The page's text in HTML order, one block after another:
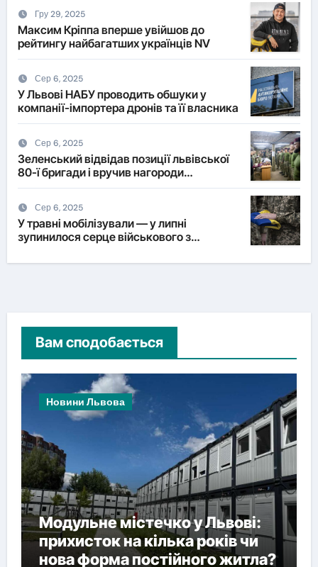
Гру 29, 2025
Максим Кріппа вперше увійшов до
рейтингу найбагатших українців NV
Сер 6, 2025
У Львові НАБУ проводить обшуки у
компанії-імпортера дронів та її власника
Сер 6, 2025
Зеленський відвідав позиції львівської
80-ї бригади і вручив нагороди
військовим
Сер 6, 2025
У травні мобілізували — у липні
зупинилося серце військового з
Вам сподобається
Новини Львова
Модульне містечко у Львові:
прихисток на кілька років чи
нова форма постійного житла?